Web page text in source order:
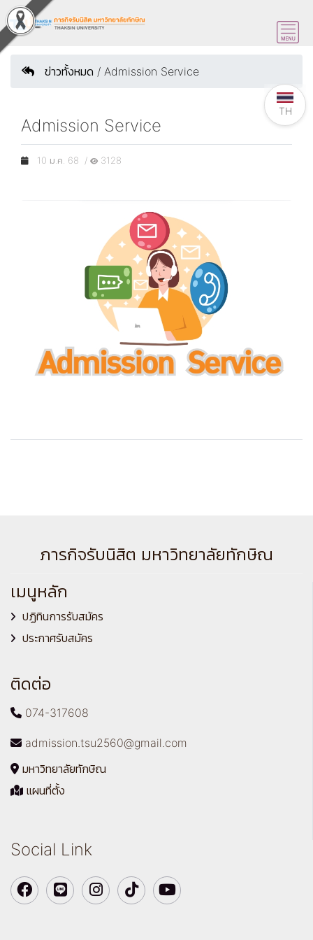
ข่าวทั้งหมด / Admission Service
Admission Service
10 ม.ค. 68 / 3128
ภารกิจรับนิสิต มหาวิทยาลัยทักษิณ
เมนูหลัก
ปฏิทินการรับสมัคร
ประกาศรับสมัคร
ติดต่อ
074-317608
admission.tsu2560@gmail.com
มหาวิทยาลัยทักษิณ
แผนที่ตั้ง
Social Link
TH